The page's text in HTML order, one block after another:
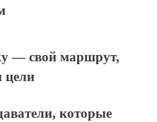
— свой маршрут,
цели
которые